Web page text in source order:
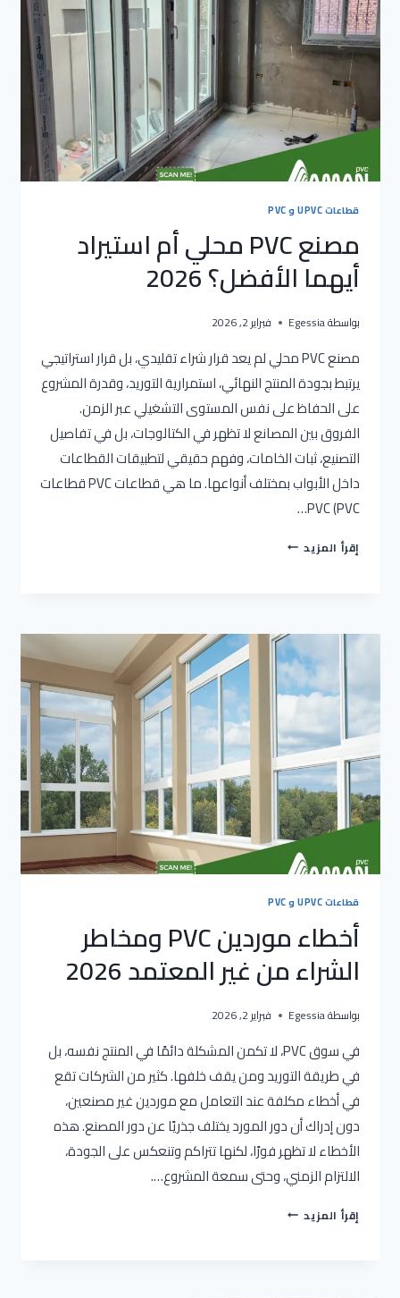
قطاعات UPVC و PVC
مصنع PVC محلي أم استيراد
أيهما الأفضل؟ 2026
بواسطةEgessia فبراير 2, 2026
مصنع PVC محلي لم يعد قرار شراء تقليدي، بل قرار استراتيجي
يرتبط بجودة المنتج النهائي، استمرارية التوريد، وقدرة المشروع
على الحفاظ على نفس المستوى التشغيلي عبر الزمن.
الفروق بين المصانع لا تظهر في الكتالوجات، بل في تفاصيل
التصنيع، ثبات الخامات، وفهم حقيقي لتطبيقات القطاعات
داخل الأبواب بمختلف أنواعها. ما هي قطاعات PVC قطاعات
PVC (PVC…
إقرأ المزيد مصنع
أيهما
الأفضل؟
2026
قطاعات UPVC و PVC
أخطاء موردين PVC ومخاطر
الشراء من غير المعتمد 2026
بواسطةEgessia فبراير 2, 2026
في سوق PVC، لا تكمن المشكلة دائمًا في المنتج نفسه، بل
في طريقة التوريد ومن يقف خلفها. كثير من الشركات تقع
في أخطاء مكلفة عند التعامل مع موردين غير مصنعين،
دون إدراك أن دور المورد يختلف جذريًا عن دور المصنع. هذه
الأخطاء لا تظهر فورًا، لكنها تتراكم وتنعكس على الجودة،
الالتزام الزمني، وحتى سمعة المشروع….
إقرأ المزيد أخطاء